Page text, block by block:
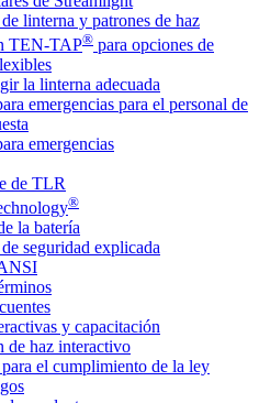
linterna y patrones de haz
TEN-TAP® para opciones de
la linterna adecuada
emergencias para el personal de
emergencias
de TLR
®
la batería
seguridad explicada
y capacitación
de haz interactivo
el cumplimiento de la ley